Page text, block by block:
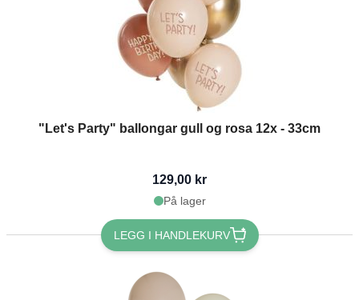
"Let's Party" ballongar gull og rosa 12x - 33cm
129,00 kr
På lager
LEGG I HANDLEKURV